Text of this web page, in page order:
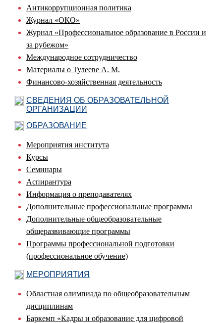
Антикоррупционная политика
Журнал «ОКО»
Журнал «Профессиональное образование в России и
за рубежом»
Международное сотрудничество
Материалы о Тулееве А. М.
Финансово-хозяйственная деятельность
СВЕДЕНИЯ ОБ ОБРАЗОВАТЕЛЬНОЙ
ОРГАНИЗАЦИИ
ОБРАЗОВАНИЕ
Мероприятия института
Курсы
Семинары
Аспирантура
Информация о преподавателях
Дополнительные профессиональные программы
Дополнительные общеобразовательные
общеразвивающие программы
Программы профессиональной подготовки
(профессиональное обучение)
МЕРОПРИЯТИЯ
Областная олимпиада по общеобразовательным
дисциплинам
Баркемп «Кадры и образование для цифровой